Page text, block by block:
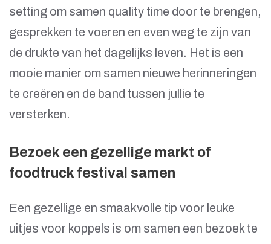
setting om samen quality time door te brengen,
gesprekken te voeren en even weg te zijn van
de drukte van het dagelijks leven. Het is een
mooie manier om samen nieuwe herinneringen
te creëren en de band tussen jullie te
versterken.
Bezoek een gezellige markt of
foodtruck festival samen
Een gezellige en smaakvolle tip voor leuke
uitjes voor koppels is om samen een bezoek te